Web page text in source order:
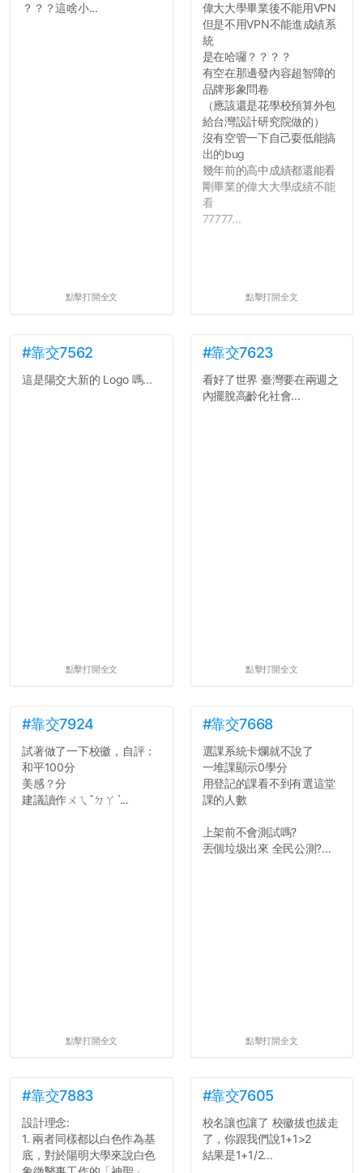
？？？這啥小...
點擊打開全文
偉大大學畢業後不能用VPN
但是不用VPN不能進成績系
統
是在哈囉？？？？
有空在那邊發內容超智障的
品牌形象問卷
（應該還是花學校預算外包
給台灣設計研究院做的）
沒有空管一下自己耍低能搞
出的bug
幾年前的高中成績都還能看
剛畢業的偉大大學成績不能
看
77777...
點擊打開全文
#靠交7562
這是陽交大新的 Logo 嗎...
點擊打開全文
#靠交7623
看好了世界 臺灣要在兩週之
內擺脫高齡化社會...
點擊打開全文
#靠交7924
試著做了一下校徽，自評：
和平100分
美感？分
建議讀作ㄨㄟˇㄉㄚˋ...
點擊打開全文
#靠交7668
選課系統卡爛就不說了
一堆課顯示0學分
用登記的課看不到有選這堂
課的人數
上架前不會測試嗎?
丟個垃圾出來 全民公測?...
點擊打開全文
#靠交7883
設計理念:
1. 兩者同樣都以白色作為基
底，對於陽明大學來說白色
#靠交7605
校名讓也讓了 校徽拔也拔走
了，你跟我們說1+1>2
結果是1+1/2...